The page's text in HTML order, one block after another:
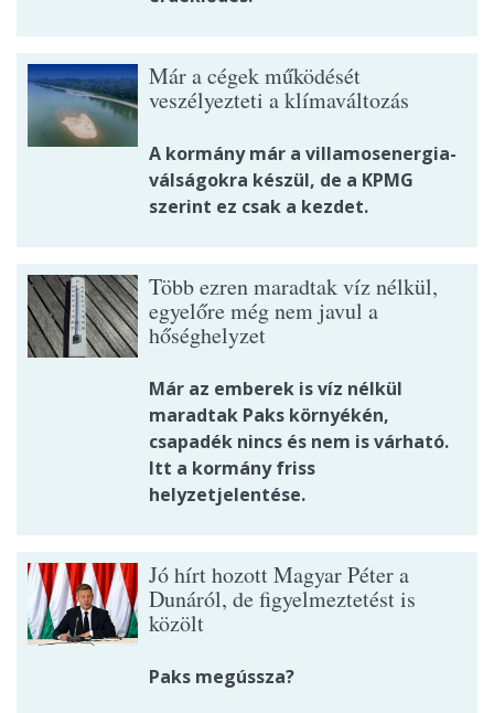
Már a cégek működését
veszélyezteti a klímaváltozás
A kormány már a villamosenergia-
válságokra készül, de a KPMG
szerint ez csak a kezdet.
Több ezren maradtak víz nélkül,
egyelőre még nem javul a
hőséghelyzet
Már az emberek is víz nélkül
maradtak Paks környékén,
csapadék nincs és nem is várható.
Itt a kormány friss
helyzetjelentése.
Jó hírt hozott Magyar Péter a
Dunáról, de figyelmeztetést is
közölt
Paks megússza?